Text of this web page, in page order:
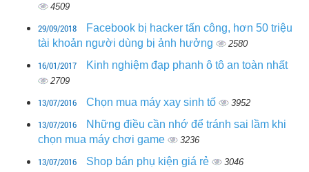
4509
29/09/2018
Facebook bị hacker tấn công, hơn 50 triệu
tài khoản người dùng bị ảnh hưởng
2580
16/01/2017 Kinh nghiệm đạp phanh ô tô an toàn nhất
2709
13/07/2016 Chọn mua máy xay sinh tố 3952
13/07/2016
Những điều cần nhớ để tránh sai lầm khi
chọn mua máy chơi game
3236
13/07/2016 Shop bán phụ kiện giá rẻ 3046